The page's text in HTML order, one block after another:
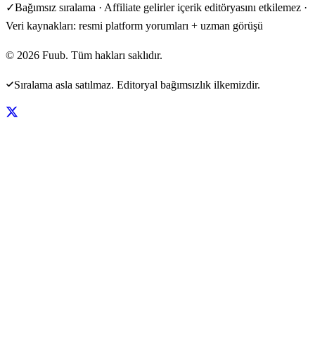
✓Bağımsız sıralama · Affiliate gelirler içerik editöryasını etkilemez ·
Veri kaynakları: resmi platform yorumları + uzman görüşü
© 2026 Fuub. Tüm hakları saklıdır.
Sıralama asla satılmaz. Editoryal bağımsızlık ilkemizdir.